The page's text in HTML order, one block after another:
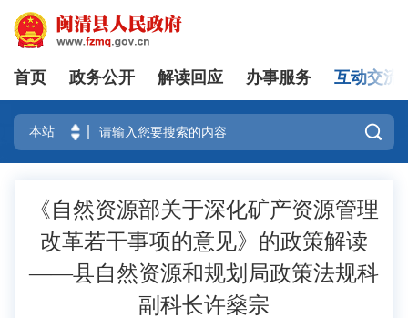
登录
首页 政务公开 解读回应 办事服务 互动交流

《自然资源部关于深化矿产资源管理
改革若干事项的意见》的政策解读
——县自然资源和规划局政策法规科
副科长许燊宗